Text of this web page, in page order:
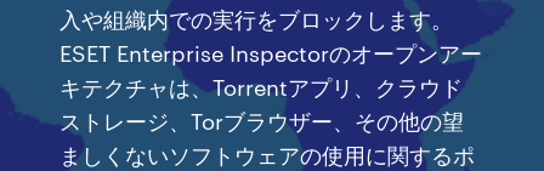
入や組織内での実行をブロックします。
ESET Enterprise Inspectorのオープンアー
キテクチャは、Torrentアプリ、クラウド
ストレージ、Torブラウザー、その他の望
ましくないソフトウェアの使用に関するポ